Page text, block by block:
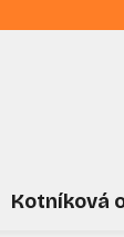
Kotníková